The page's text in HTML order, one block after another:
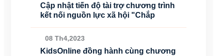
Cập nhật tiến độ tài trợ chương trình
kết nối nguồn lực xã hội "Chắp
08 Th4,2023
KidsOnline đồng hành cùng chương